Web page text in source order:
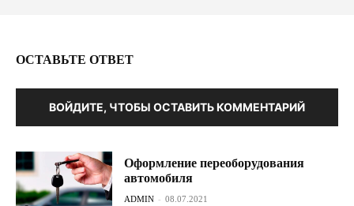
ОСТАВЬТЕ ОТВЕТ
ВОЙДИТЕ, ЧТОБЫ ОСТАВИТЬ КОММЕНТАРИЙ
Оформление переоборудования
автомобиля
ADMIN - 08.07.2021